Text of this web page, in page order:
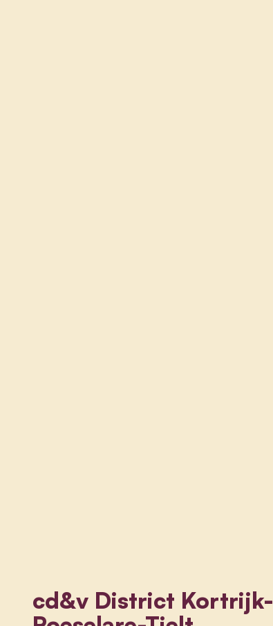
cd&v District Kortrijk-